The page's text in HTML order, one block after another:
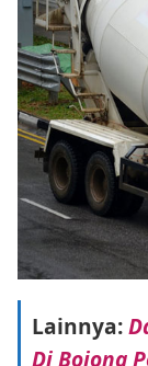
Lainnya:
Di Bojong